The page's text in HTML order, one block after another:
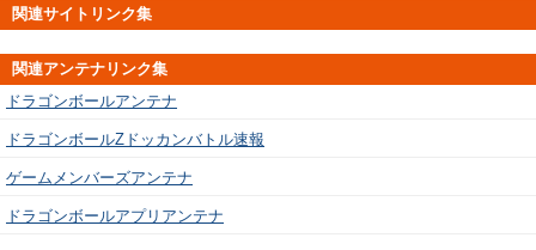
関連サイトリンク集
関連アンテナリンク集
ドラゴンボールアンテナ
ドラゴンボールZドッカンバトル速報
ゲームメンバーズアンテナ
ドラゴンボールアプリアンテナ